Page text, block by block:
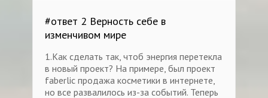
#ответ 2 Верность себе в
изменчивом мире
1.Как сделать так, чтоб энергия перетекла
в новый проект? На примере, был проект
faberlic продажа косметики в интернете,
но все развалилось из-за событий. Теперь